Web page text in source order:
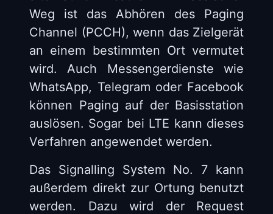
Weg ist das Abhören des Paging
Channel (PCCH), wenn das Zielgerät
an einem bestimmten Ort vermutet
wird. Auch Messengerdienste wie
WhatsApp, Telegram oder Facebook
können Paging auf der Basisstation
auslösen. Sogar bei LTE kann dieses
Verfahren angewendet werden.
Das Signalling System No. 7 kann
außerdem direkt zur Ortung benutzt
werden. Dazu wird der Request